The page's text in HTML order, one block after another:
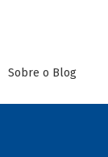
Sobre o Blog